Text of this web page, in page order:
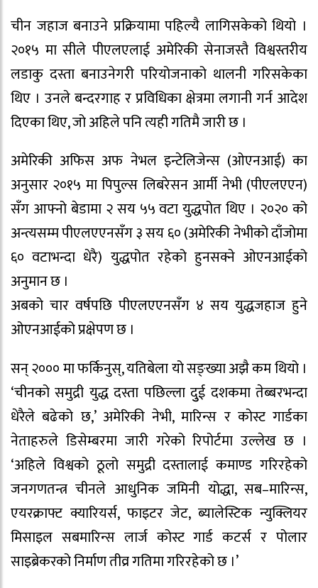
चीन जहाज बनाउने प्रक्रियामा पहिल्यै लागिसकेको थियो ।
२०१५ मा सीले पीएलएलाई अमेरिकी सेनाजस्तै विश्वस्तरीय
लडाकु दस्ता बनाउनेगरी परियोजनाको थालनी गरिसकेका
थिए । उनले बन्दरगाह र प्रविधिका क्षेत्रमा लगानी गर्न आदेश
दिएका थिए, जो अहिले पनि त्यही गतिमै जारी छ ।
अमेरिकी अफिस अफ नेभल इन्टेलिजेन्स (ओएनआई) का
अनुसार २०१५ मा पिपुल्स लिबरेसन आर्मी नेभी (पीएलएएन)
सँग आफ्नो बेडामा २ सय ५५ वटा युद्धपोत थिए । २०२० को
अन्त्यसम्म पीएलएएनसँग ३ सय ६० (अमेरिकी नेभीको दाँजोमा
६० वटाभन्दा धेरै) युद्धपोत रहेको हुनसक्ने ओएनआईको
अनुमान छ ।
अबको चार वर्षपछि पीएलएएनसँग ४ सय युद्धजहाज हुने
ओएनआईको प्रक्षेपण छ ।
सन् २००० मा फर्किनुस्, यतिबेला यो सङ्ख्या अझै कम थियो ।
‘चीनको समुद्री युद्ध दस्ता पछिल्ला दुुई दशकमा तेब्बरभन्दा
धेरैले बढेको छ,’ अमेरिकी नेभी, मारिन्स र कोस्ट गार्डका
नेताहरुले डिसेम्बरमा जारी गरेको रिपोर्टमा उल्लेख छ ।
‘अहिले विश्वको ठूलो समुद्री दस्तालाई कमाण्ड गरिरहेको
जनगणतन्त्र चीनले आधुनिक जमिनी योद्धा, सब–मारिन्स,
एयरक्राफ्ट क्यारियर्स, फाइटर जेट, ब्यालेस्टिक न्युक्लियर
मिसाइल सबमारिन्स लार्ज कोस्ट गार्ड कटर्स र पोलार
साइब्रेकरको निर्माण तीव्र गतिमा गरिरहेको छ ।’